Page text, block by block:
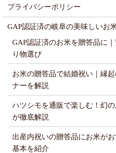
プライバシーポリシー
GAP認証済の岐阜の美味しいお
GAP認証済のお米を贈答品に
り物選び
お米の贈答品で結婚祝い｜縁
ナーを解説
ハツシモを通販で楽しむ！幻
が徹底解説
出産内祝いの贈答品にお米が
基本を紹介